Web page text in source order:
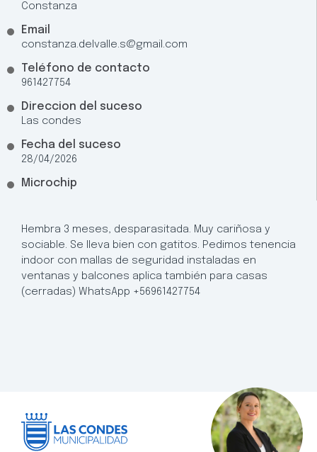
Constanza
Email
constanza.delvalle.s@gmail.com
Teléfono de contacto
961427754
Direccion del suceso
Las condes
Fecha del suceso
28/04/2026
Microchip
Hembra 3 meses, desparasitada. Muy cariñosa y
sociable. Se lleva bien con gatitos. Pedimos tenencia
indoor con mallas de seguridad instaladas en
ventanas y balcones aplica también para casas
(cerradas) WhatsApp +56961427754